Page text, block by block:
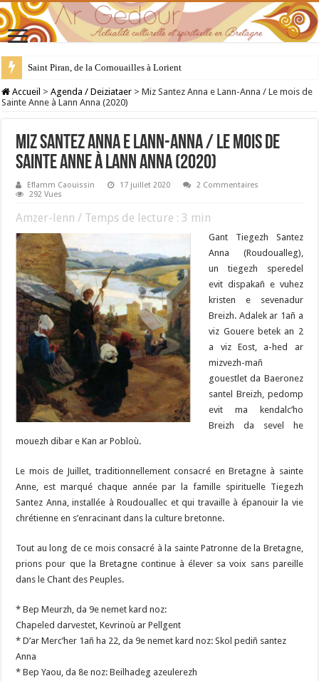
Saint Piran, de la Cornouailles à Lorient
28 juillet : Saint Samson de Dol, père de la Bretagne chrétienne
Accueil > Agenda / Deiziataer > Miz Santez Anna e Lann-Anna / Le mois de
Sainte Anne à Lann Anna (2020)
Miz Santez Anna e Lann-Anna / Le mois de
Sainte Anne à Lann Anna (2020)
Eflamm Caouissin 17 juillet 2020
2 Commentaires
292 Vues
Amzer-lenn / Temps de lecture :3 min
Gant Tiegezh Santez
Anna (Roudoualleg),
un tiegezh speredel
evit dispakañ e vuhez
kristen e sevenadur
Breizh. Adalek ar 1añ a
viz Gouere betek an 2
a viz Eost, a-hed ar
mizvezh-mañ
gouestlet da Baeronez
santel Breizh, pedomp
evit ma kendalc’ho
Breizh da sevel he
mouezh dibar e Kan ar Pobloù.
Le mois de Juillet, traditionnellement consacré en Bretagne à sainte
Anne, est marqué chaque année par la famille spirituelle Tiegezh
Santez Anna, installée à Roudouallec et qui travaille à épanouir la vie
chrétienne en s’enracinant dans la culture bretonne.
Tout au long de ce mois consacré à la sainte Patronne de la Bretagne,
prions pour que la Bretagne continue à élever sa voix sans pareille
dans le Chant des Peuples.
* Bep Meurzh, da 9e nemet kard noz:
Chapeled darvestet, Kevrinoù ar Pellgent
* D’ar Merc’her 1añ ha 22, da 9e nemet kard noz: Skol pediñ santez
Anna
* Bep Yaou, da 8e noz: Beilhadeg azeulerezh